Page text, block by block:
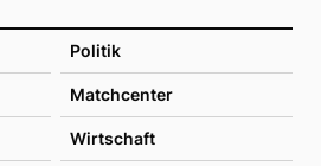
Politik
Matchcenter
Wirtschaft